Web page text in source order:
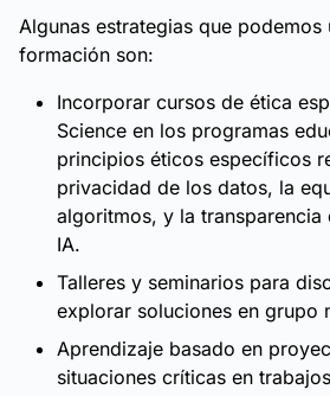
Algunas estrategias que podemos
formación son:
Incorporar cursos de ética
Science en los programas
principios éticos específicos
privacidad de los datos, la
algoritmos, y la
IA.
Talleres y seminarios para
explorar soluciones en grupo
Aprendizaje basado en
situaciones críticas en